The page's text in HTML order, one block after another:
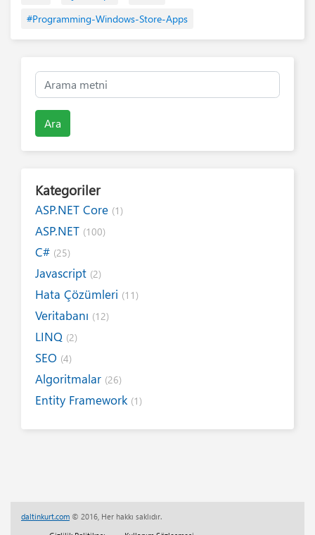
#Programming-Windows-Store-Apps
Ara
Kategoriler
ASP.NET Core (1)
ASP.NET (100)
C# (25)
Javascript (2)
Hata Çözümleri (11)
Veritabanı (12)
LINQ (2)
SEO (4)
Algoritmalar (26)
Entity Framework (1)
daltinkurt.com © 2016, Her hakkı saklıdır.